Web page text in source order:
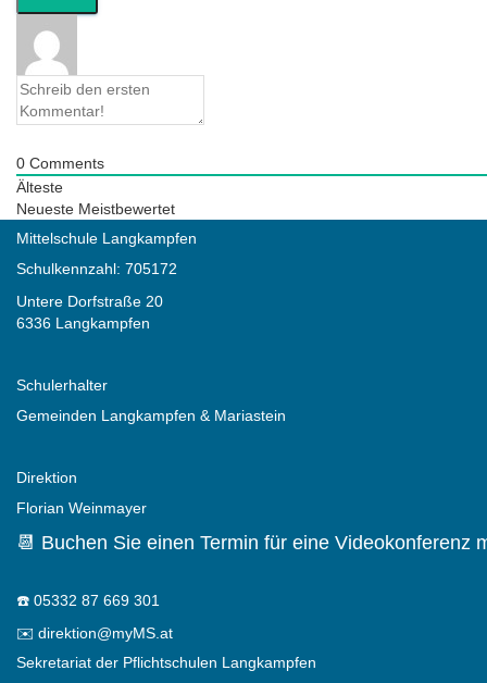
0 Comments
Älteste
Neueste Meistbewertet
Mittelschule Langkampfen
Schulkennzahl: 705172
Untere Dorfstraße 20
6336 Langkampfen
Schulerhalter
Gemeinden Langkampfen & Mariastein
Direktion
Florian Weinmayer
📆 Buchen Sie einen Termin für eine Videokonferenz
☎️ 05332 87 669 301
✉️ direktion@myMS.at
Sekretariat der Pflichtschulen Langkampfen